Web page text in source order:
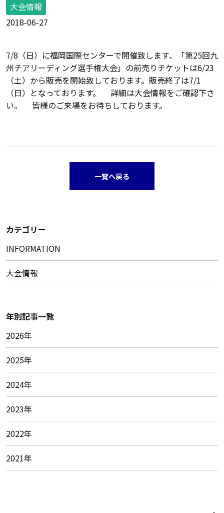
大会情報
2018-06-27
7/8（日）に福岡国際センターで開催致します、「第25回九
州チアリーディング選手権大会」の前売りチケットは6/23
（土）から販売を開始致しております。販売終了は7/1
（日）となっております。 詳細は大会情報をご確認下さ
い。 皆様のご来場をお待ちしております。
一覧へ戻る
カテゴリー
INFORMATION
大会情報
年別記事一覧
2026年
2025年
2024年
2023年
2022年
2021年